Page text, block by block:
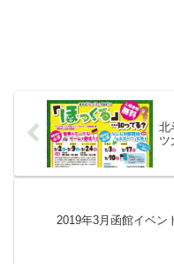
北
ツ
2019年3月函館イベン